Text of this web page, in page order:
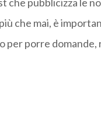
che mai, è
per porre